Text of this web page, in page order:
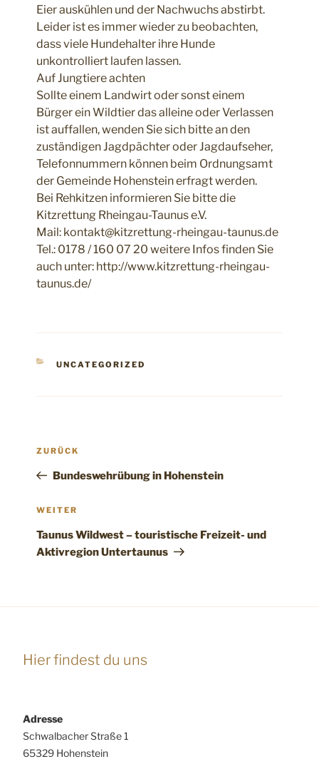
Eier auskühlen und der Nachwuchs abstirbt.
Leider ist es immer wieder zu beobachten,
dass viele Hundehalter ihre Hunde
unkontrolliert laufen lassen.
Auf Jungtiere achten
Sollte einem Landwirt oder sonst einem
Bürger ein Wildtier das alleine oder Verlassen
ist auffallen, wenden Sie sich bitte an den
zuständigen Jagdpächter oder Jagdaufseher,
Telefonnummern können beim Ordnungsamt
der Gemeinde Hohenstein erfragt werden.
Bei Rehkitzen informieren Sie bitte die
Kitzrettung Rheingau-Taunus e.V.
Mail: kontakt@kitzrettung-rheingau-taunus.de
Tel.: 0178 / 160 07 20 weitere Infos finden Sie
auch unter: http://www.kitzrettung-rheingau-
taunus.de/
KATEGORIEN
UNCATEGORIZED
Vorheriger
ZURÜCK
Bundeswehrübung in Hohenstein
Nächster
WEITER
Taunus Wildwest – touristische Freizeit- und
Aktivregion Untertaunus
Hier findest du uns
Adresse
Schwalbacher Straße 1
65329 Hohenstein